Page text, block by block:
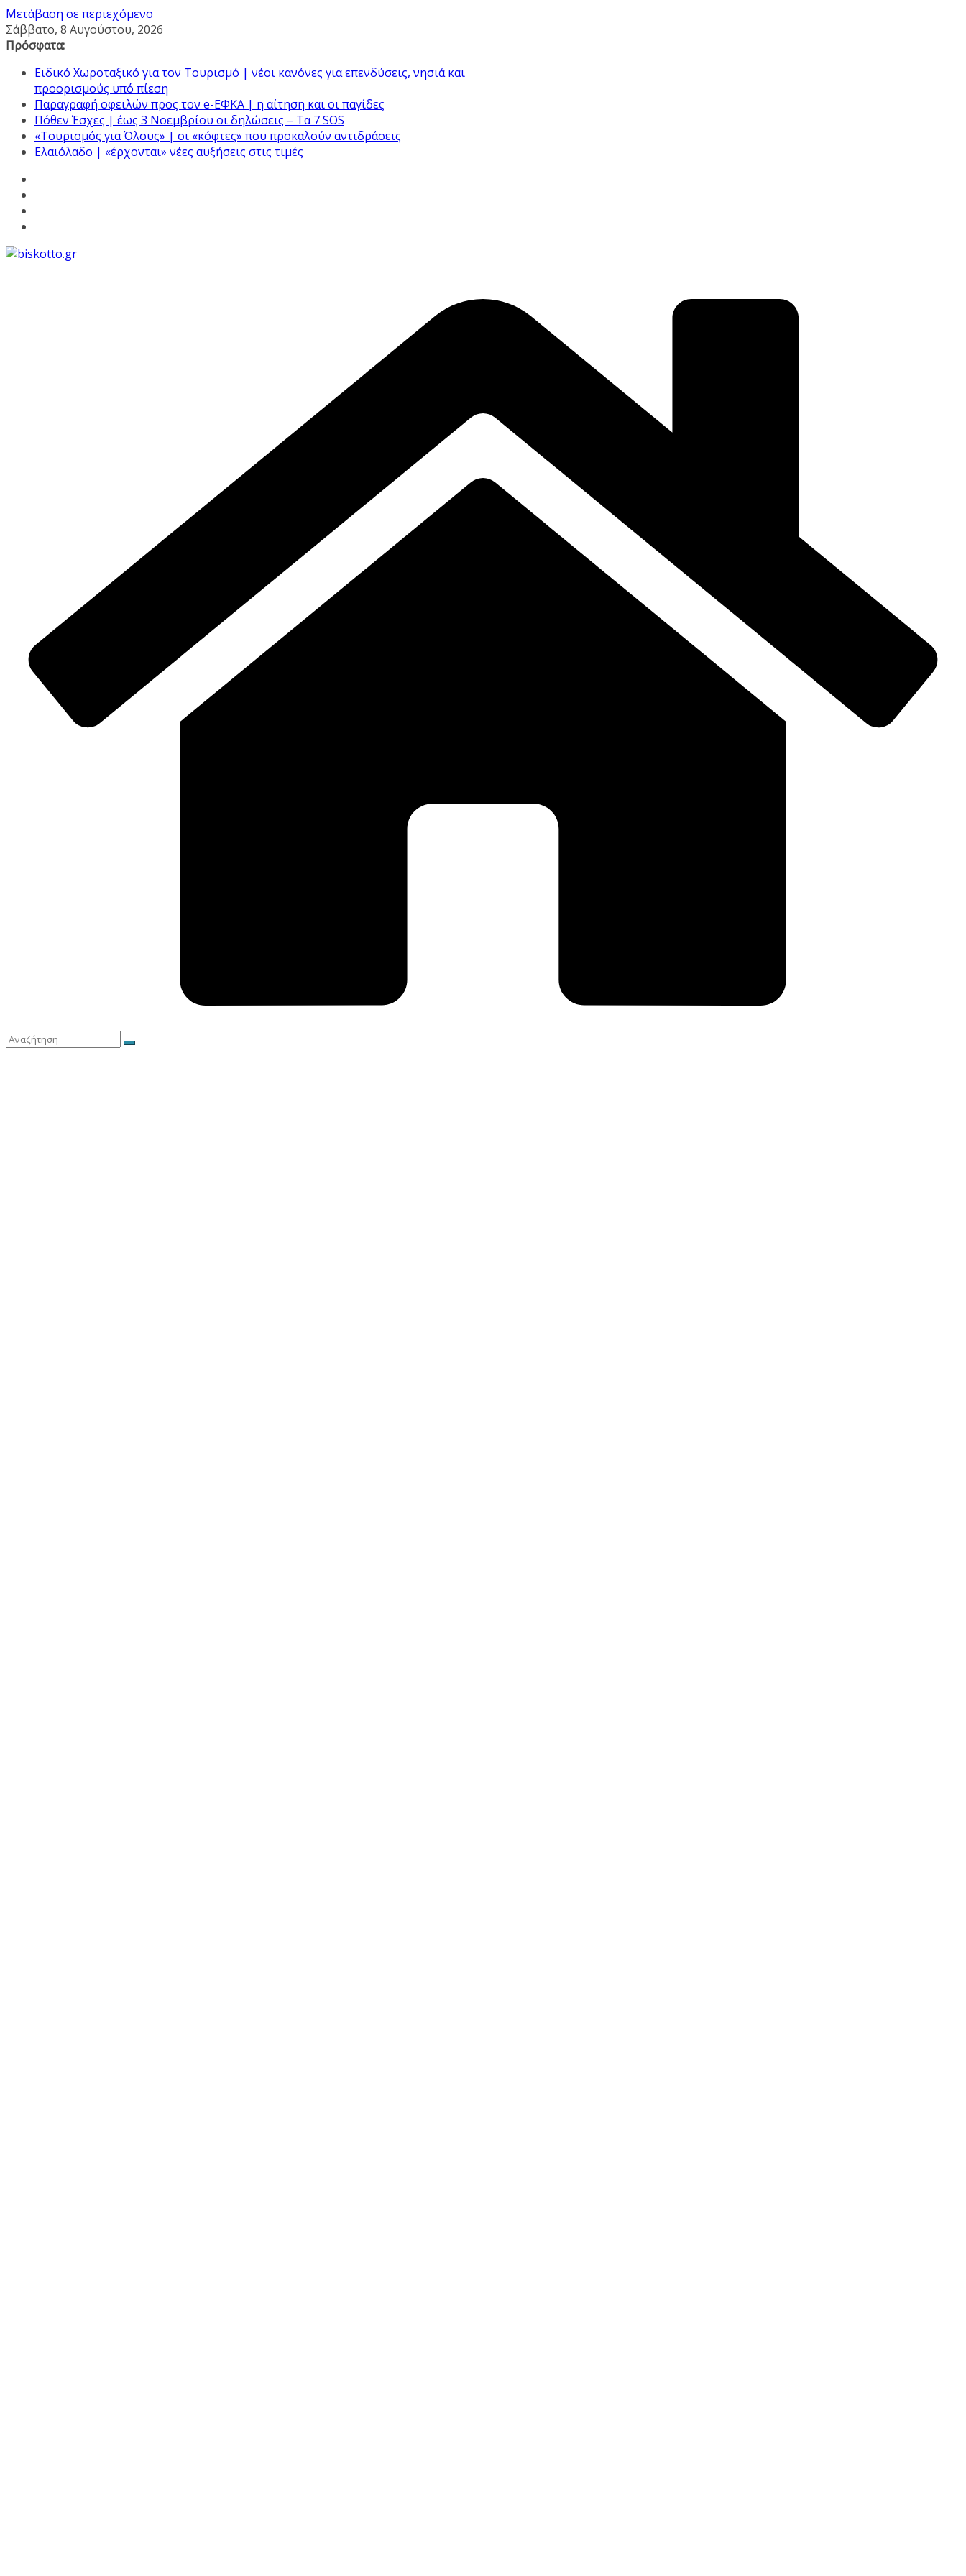
Μετάβαση σε περιεχόμενο
Σάββατο, 8 Αυγούστου, 2026
Πρόσφατα:
Ειδικό Χωροταξικό για τον Τουρισμό | νέοι κανόνες για επενδύσεις, νησιά και
προορισμούς υπό πίεση
Παραγραφή οφειλών προς τον e-ΕΦΚΑ | η αίτηση και οι παγίδες
Πόθεν Έσχες | έως 3 Νοεμβρίου οι δηλώσεις – Τα 7 SOS
«Τουρισμός για Όλους» | οι «κόφτες» που προκαλούν αντιδράσεις
Ελαιόλαδο | «έρχονται» νέες αυξήσεις στις τιμές